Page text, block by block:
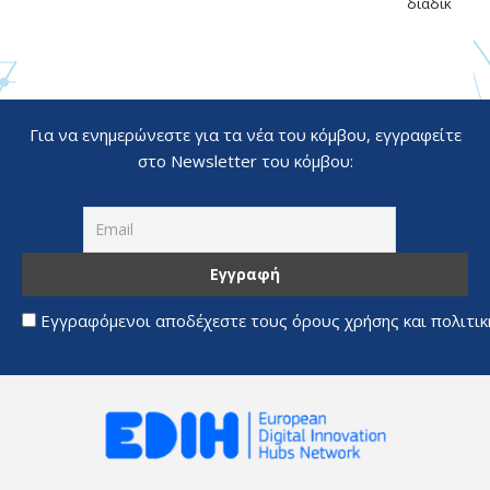
Για να ενημερώνεστε για τα νέα του κόμβου, εγγραφείτε
στο Newsletter του κόμβου:
Εγγραφόμενοι αποδέχεστε τους όρους χρήσης και